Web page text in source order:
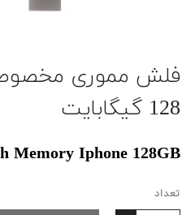
فلش مموری
128 گیگابایت
Memory Iphone 128GB
تعداد